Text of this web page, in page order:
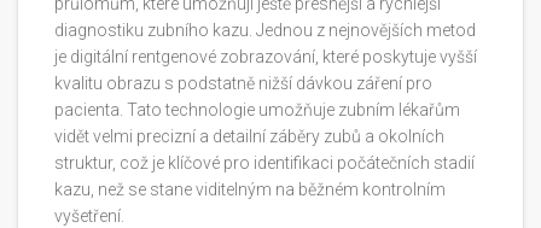
průlomům, které umožňují ještě přesnější a rychlejší
diagnostiku zubního kazu. Jednou z nejnovějších metod
je digitální rentgenové zobrazování, které poskytuje vyšší
kvalitu obrazu s podstatně nižší dávkou záření pro
pacienta. Tato technologie umožňuje zubním lékařům
vidět velmi precizní a detailní záběry zubů a okolních
struktur, což je klíčové pro identifikaci počátečních stadií
kazu, než se stane viditelným na běžném kontrolním
vyšetření.